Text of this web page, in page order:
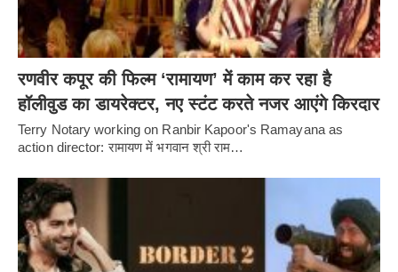
रणवीर कपूर की फिल्म ‘रामायण’ में काम कर रहा है
हॉलीवुड का डायरेक्टर, नए स्टंट करते नजर आएंगे किरदार
Terry Notary working on Ranbir Kapoor's Ramayana as
action director: रामायण में भगवान श्री राम…